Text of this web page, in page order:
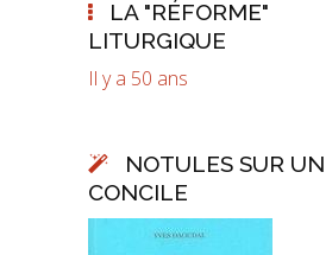
LA "RÉFORME"
LITURGIQUE
Il y a 50 ans
NOTULES SUR UN
CONCILE